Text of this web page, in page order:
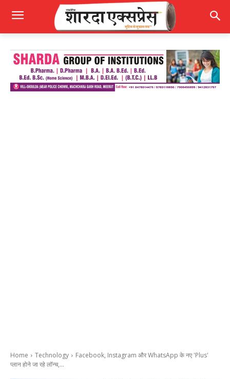
Home Technology
Facebook, Instagram और WhatsApp के नए 'Plus'
प्लान होने जा रहे लॉन्च,...